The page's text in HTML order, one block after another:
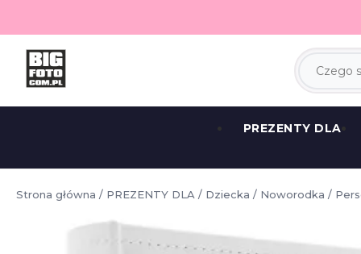
PREZENTY DLA
Strona główna / PREZENTY DLA / Dziecka / Noworodka /